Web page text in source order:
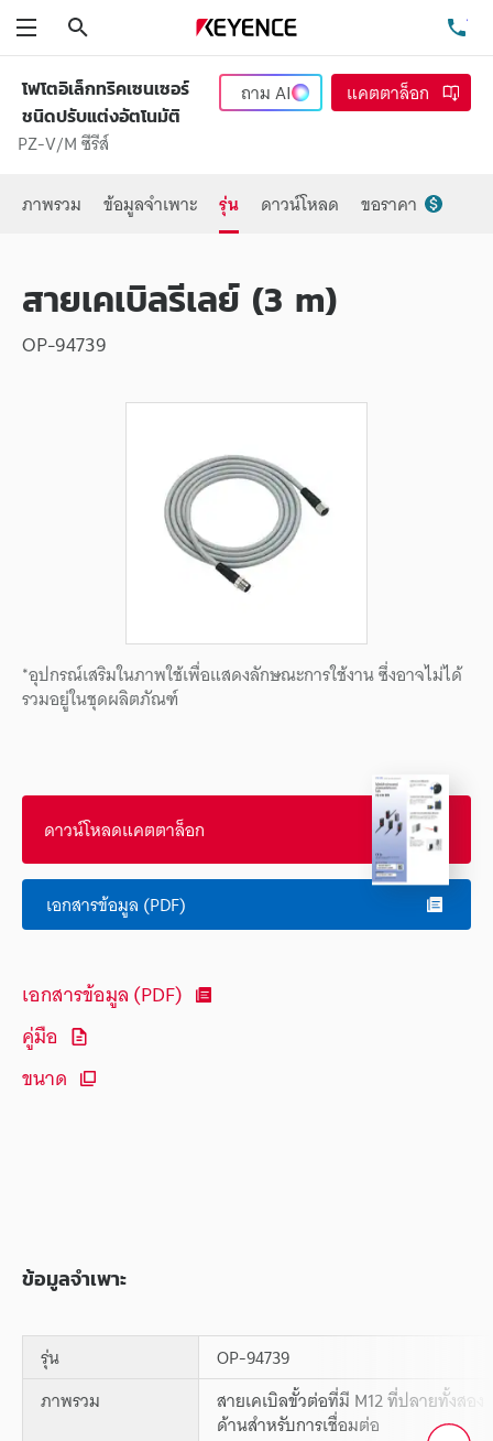
โฟโตอิเล็กทริคเซนเซอร์
ชนิดปรับแต่งอัตโนมัติ
PZ-V/M ซีรีส์
ถามAI แคตตาล็อก
ภาพรวม ข้อมูลจำเพาะ รุ่น ดาวน์โหลด ขอราคา
สายเคเบิลรีเลย์ (3 m)
OP-94739
*อุปกรณ์เสริมในภาพใช้เพื่อแสดงลักษณะการใช้งาน ซึ่งอาจไม่ได้
รวมอยู่ในชุดผลิตภัณฑ์
ดาวน์โหลดแคตตาล็อก
เอกสารข้อมูล (PDF)
เอกสารข้อมูล (PDF)
คู่มือ
ขนาด
ข้อมูลจำเพาะ
รุ่น
OP-94739
ภาพรวม
สายเคเบิลขั้วต่อที่มี M12 ที่ปลายทั้งสอง
ด้านสำหรับการเชื่อมต่อ